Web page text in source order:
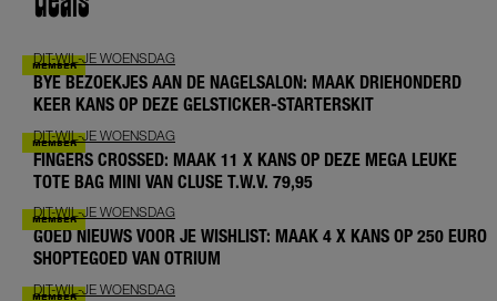
DIT-WIL-JE WOENSDAG
BYE BEZOEKJES AAN DE NAGELSALON: MAAK DRIEHONDERD
KEER KANS OP DEZE GELSTICKER-STARTERSKIT
DIT-WIL-JE WOENSDAG
FINGERS CROSSED: MAAK 11 X KANS OP DEZE MEGA LEUKE
TOTE BAG MINI VAN CLUSE T.W.V. 79,95
DIT-WIL-JE WOENSDAG
GOED NIEUWS VOOR JE WISHLIST: MAAK 4 X KANS OP 250 EURO
SHOPTEGOED VAN OTRIUM
DIT-WIL-JE WOENSDAG